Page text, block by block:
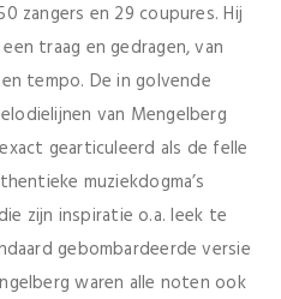
zangers en 29 coupures. Hij
traag en gedragen, van
tempo. De in golvende
van Mengelberg
gearticuleerd als de felle
muziekdogma’s
zijn inspiratie o.a. leek te
gebombardeerde versie
waren alle noten ook